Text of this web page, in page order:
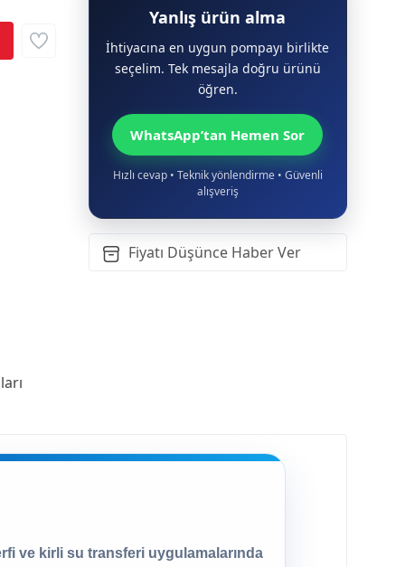
Yanlış ürün alma
İhtiyacına en uygun pompayı birlikte
seçelim. Tek mesajla doğru ürünü
öğren.
WhatsApp’tan Hemen Sor
Hızlı cevap • Teknik yönlendirme • Güvenli
alışveriş
Fiyatı Düşünce Haber Ver
ve kirli su transferi uygulamalarında